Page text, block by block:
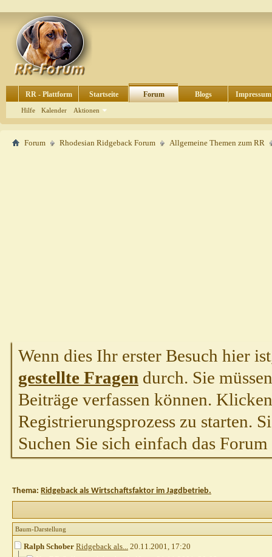
RR - Plattform Startseite Forum
Hilfe Kalender Aktionen
Blogs Impressum
Forum Rhodesian Ridgeback Forum Allgemeine Themen zum RR
Wenn dies Ihr erster Besuch hier
gestellte Fragen durch. Sie
Beiträge verfassen können.
Registrierungsprozess zu starten.
Suchen Sie sich einfach das
Thema: Ridgeback als Wirtschaftsfaktor im Jagdbetrieb.
Baum-Darstellung
Ralph Schober Ridgeback als... 20.11.2001, 17:20